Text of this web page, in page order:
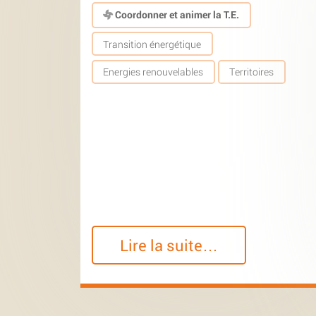
Coordonner et animer la T.E.
Transition énergétique
Energies renouvelables Territoires
Lire la suite…